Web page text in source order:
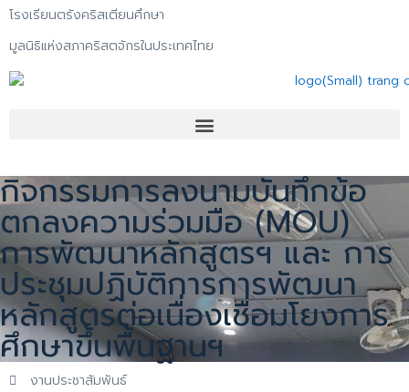
โรงเรียนตรังคริสเตียนศึกษา
มูลนิธิแห่งสภาคริสตจักรในประเทศไทย
กิจกรรมการลงนามบันทึกข้อ
ตกลงความร่วมมือ (MOU)
การพัฒนาหลักสูตรฯ และ การ
ประชุมปฏิบัติการการพัฒนา
หลักสูตรต่อเนื่องเชื่อมโยงการ
ศึกษาขึ้นพื้นฐานฯ
งานประชาสัมพันธ์